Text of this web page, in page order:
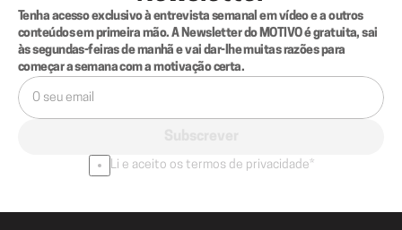
Tenha acesso exclusivo à entrevista semanal em vídeo e a outros
conteúdos em primeira mão. A Newsletter do MOTIVO é gratuita, sai
às segundas-feiras de manhã e vai dar-lhe muitas razões para
começar a semana com a motivação certa.
Li e aceito os termos de privacidade*